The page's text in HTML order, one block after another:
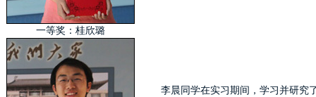
一等奖：桂欣璐
李晨同学在实习期间，学习并研究